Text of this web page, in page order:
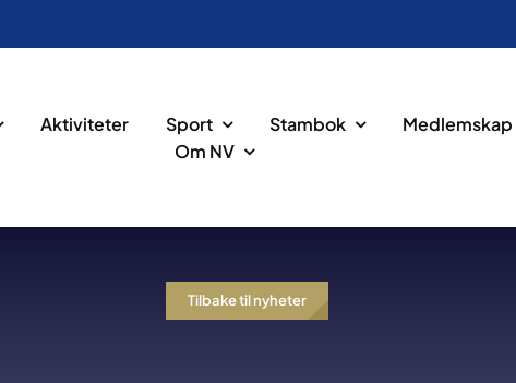
Aktiviteter Sport Stambok
Medlemskap
Om NV
Tilbake til nyheter